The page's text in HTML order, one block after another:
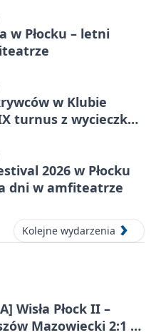
w Płocku – letni
w Klubie
turnus z wycieczką
2026 w Płocku
dni w amfiteatrze
Kolejne wydarzenia
Wisła Płock II –
Mazowiecki 2:1 w